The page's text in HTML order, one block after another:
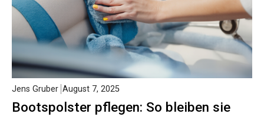
Bootspolster pflegen: So bleiben sie
Jens Gruber August 7, 2025